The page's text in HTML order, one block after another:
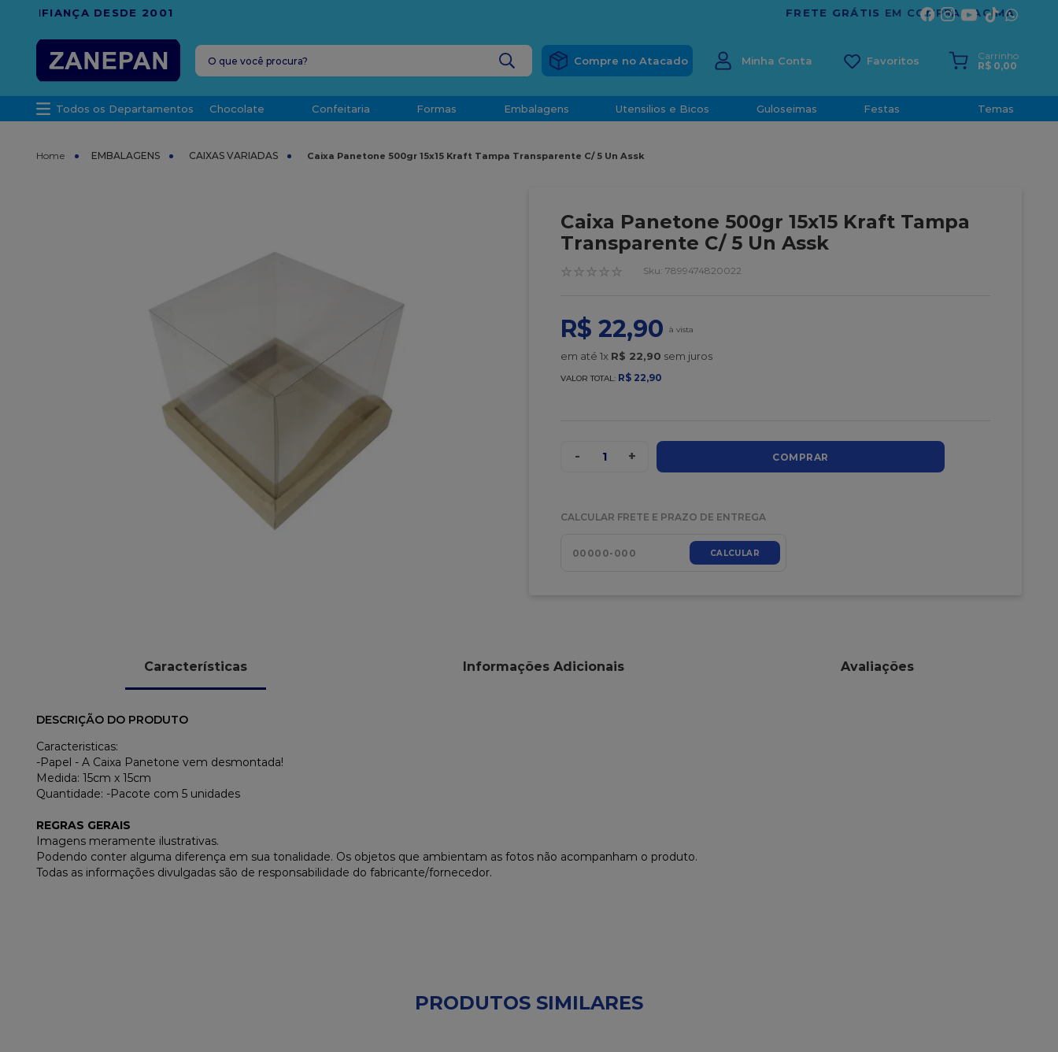
O que você procura?
Minha Conta
Carrinho
R$ 0,00
Todos os Departamentos Chocolate Confeitaria Formas Embalagens Utensilios e Bicos Guloseimas Festas Temas
EMBALAGENS CAIXAS VARIADAS Caixa Panetone 500gr 15x15 Kraft Tampa Transparente C/ 5 Un Assk
Caixa Panetone 500gr 15x15 Kraft Tampa
Transparente C/ 5 Un Assk
☆ ☆ ☆ ☆ ☆ : 7899474820022
R$ 22,90
em até 1x R$ 22,90 sem juros
VALOR TOTAL: R$ 22,90
- 1 + COMPRAR
CALCULAR FRETE E PRAZO DE ENTREGA
CALCULAR
Características Informações Adicionais Avaliações
DESCRIÇÃO DO PRODUTO
Caracteristicas:
-Papel - A Caixa Panetone vem desmontada!
Medida: 15cm x 15cm
Quantidade: -Pacote com 5 unidades
REGRAS GERAIS
Imagens meramente ilustrativas.
Podendo conter alguma diferença em sua tonalidade. Os objetos que ambientam as fotos não acompanham o produto.
Todas as informações divulgadas são de responsabilidade do fabricante/fornecedor.
PRODUTOS SIMILARES
leite condensado
6
chocolate